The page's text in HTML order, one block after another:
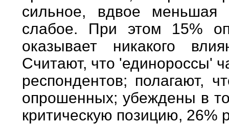
сильное, вдвое меньшая
слабое. При этом 15%
оказывает никакого
Считают, что 'единороссы'
респондентов; полагают,
опрошенных; убеждены в
критическую позицию, 26%